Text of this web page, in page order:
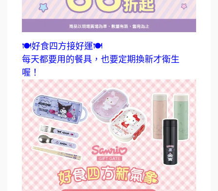
🍽️好食四方接好運🍽️
每天都要用的餐具，也要定期換新才衛生
喔！